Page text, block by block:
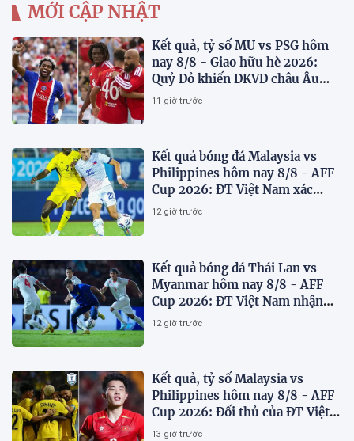
MỚI CẬP NHẬT
Kết quả, tỷ số MU vs PSG hôm
nay 8/8 - Giao hữu hè 2026:
Quỷ Đỏ khiến ĐKVĐ châu Âu
toát mồ hôi
11 giờ trước
Kết quả bóng đá Malaysia vs
Philippines hôm nay 8/8 - AFF
Cup 2026: ĐT Việt Nam xác
định đối thủ
12 giờ trước
Kết quả bóng đá Thái Lan vs
Myanmar hôm nay 8/8 - AFF
Cup 2026: ĐT Việt Nam nhận
'chiến thư'
12 giờ trước
Kết quả, tỷ số Malaysia vs
Philippines hôm nay 8/8 - AFF
Cup 2026: Đối thủ của ĐT Việt
Nam lộ diện
13 giờ trước